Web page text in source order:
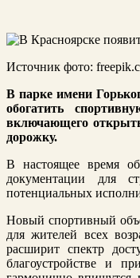
Источник фото:
В парке имени
обогатить
включающего
дорожку.
В настоящее время
документации для
потенциальных
Новый спортивный
для жителей всех
расширит спектр
благоустройстве и